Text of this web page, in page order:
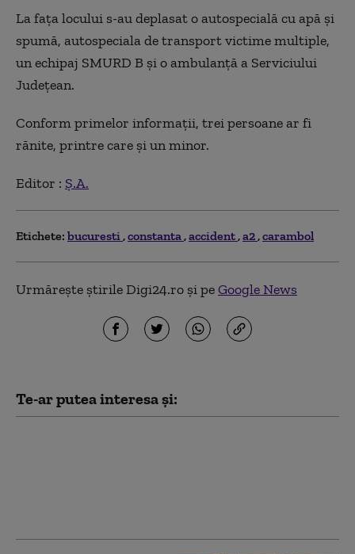
La faţa locului s-au deplasat o autospecială cu apă şi
spumă, autospeciala de transport victime multiple,
un echipaj SMURD B şi o ambulanţă a Serviciului
Judeţean.
Conform primelor informaţii, trei persoane ar fi
rănite, printre care şi un minor.
Editor : Ș.A.
Etichete: bucuresti constanta accident a2 carambol
Urmărește știrile Digi24.ro și peGoogle News
Te-ar putea interesa și: